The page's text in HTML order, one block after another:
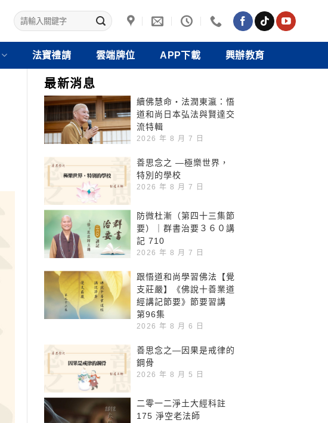
法寶禮請 雲端牌位 APP下載 興辦教育
最新消息
續佛慧命‧法潤東瀛：悟
道和尚日本弘法與賢達交
流特輯
2026 年 8 月 7 日
善思念之 —極樂世界，
特別的學校
2026 年 8 月 7 日
防微杜漸（第四十三集節
要）｜群書治要３６０講
記 710
2026 年 8 月 7 日
跟悟道和尚學習佛法【覺
支莊嚴】《佛說十善業道
經講記節要》節要習講
第96集
2026 年 8 月 6 日
善思念之—因果是戒律的
鋼骨
2026 年 8 月 5 日
二零一二淨土大經科註
175 淨空老法師